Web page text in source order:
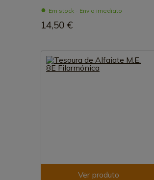
Em stock - Envio imediato
14,50 €
Ver produto